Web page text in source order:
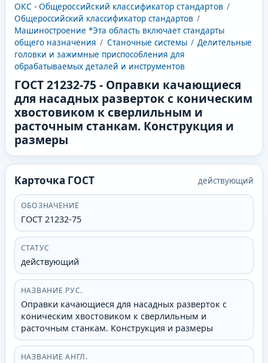
ОКС - Общероссийский классификатор стандартов /
Общероссийский классификатор стандартов /
Машиностроение *Эта область включает стандарты
общего назначения / Станочные системы / Делительные
головки и зажимные приспособления для
обрабатываемых деталей и инструментов
ГОСТ 21232-75 - Оправки качающиеся
для насадных разверток с коническим
хвостовиком к сверлильным и
расточным станкам. Конструкция и
размеры
Карточка ГОСТ действующий
ОБОЗНАЧЕНИЕ
ГОСТ 21232-75
СТАТУС
действующий
НАЗВАНИЕ РУС.
Оправки качающиеся для насадных разверток с
коническим хвостовиком к сверлильным и
расточным станкам. Конструкция и размеры
НАЗВАНИЕ АНГЛ.